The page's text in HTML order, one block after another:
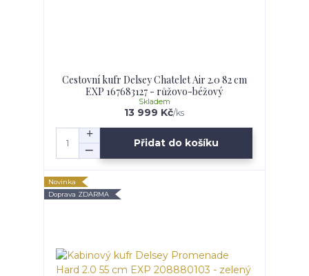
Cestovní kufr Delsey Chatelet Air 2.0 82 cm
EXP 167683127 - růžovo-béžový
13 999 Kč/ks
Skladem
Přidat do košíku
Novinka
Doprava ZDARMA